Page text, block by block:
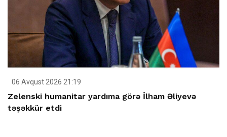
06 Avqust 2026 21:19
Zelenski humanitar yardıma görə İlham Əliyevə
təşəkkür etdi